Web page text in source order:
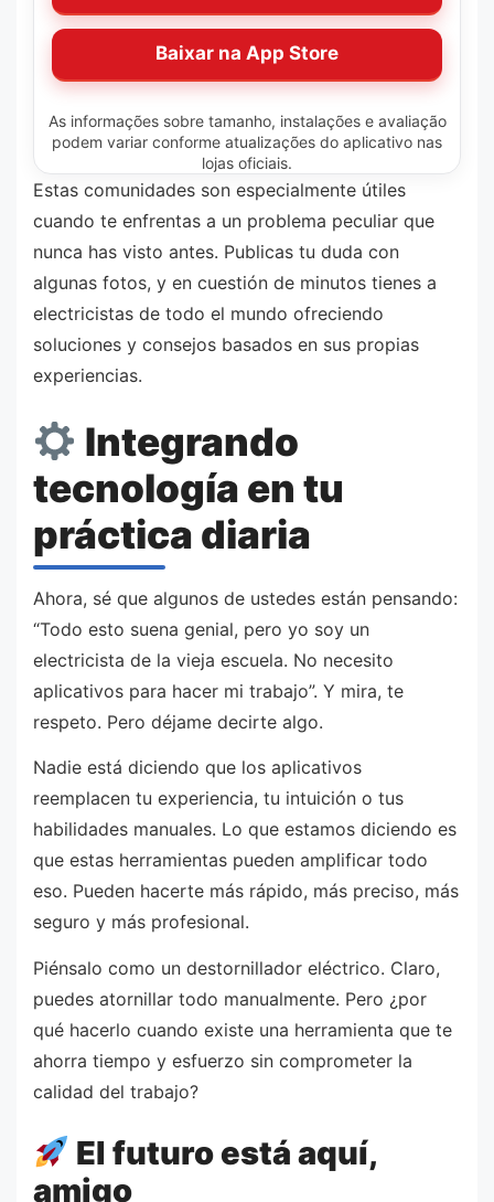
Baixar na App Store
As informações sobre tamanho, instalações e avaliação
podem variar conforme atualizações do aplicativo nas
lojas oficiais.
Estas comunidades son especialmente útiles
cuando te enfrentas a un problema peculiar que
nunca has visto antes. Publicas tu duda con
algunas fotos, y en cuestión de minutos tienes a
electricistas de todo el mundo ofreciendo
soluciones y consejos basados en sus propias
experiencias.
Integrando
tecnología en tu
práctica diaria
Ahora, sé que algunos de ustedes están pensando:
“Todo esto suena genial, pero yo soy un
electricista de la vieja escuela. No necesito
aplicativos para hacer mi trabajo”. Y mira, te
respeto. Pero déjame decirte algo.
Nadie está diciendo que los aplicativos
reemplacen tu experiencia, tu intuición o tus
habilidades manuales. Lo que estamos diciendo es
que estas herramientas pueden amplificar todo
eso. Pueden hacerte más rápido, más preciso, más
seguro y más profesional.
Piénsalo como un destornillador eléctrico. Claro,
puedes atornillar todo manualmente. Pero ¿por
qué hacerlo cuando existe una herramienta que te
ahorra tiempo y esfuerzo sin comprometer la
calidad del trabajo?
El futuro está aquí,
amigo